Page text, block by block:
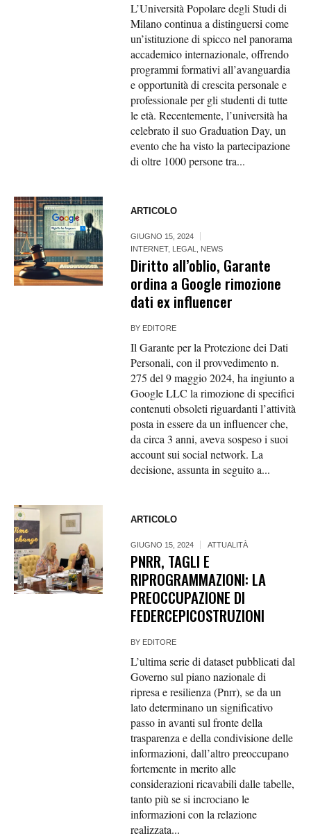
L’Università Popolare degli Studi di
Milano continua a distinguersi come
un’istituzione di spicco nel panorama
accademico internazionale, offrendo
programmi formativi all’avanguardia
e opportunità di crescita personale e
professionale per gli studenti di tutte
le età. Recentemente, l’università ha
celebrato il suo Graduation Day, un
evento che ha visto la partecipazione
di oltre 1000 persone tra...
ARTICOLO
GIUGNO 15, 2024
INTERNET, LEGAL NEWS
Diritto all’oblio, Garante
ordina a Google rimozione
dati ex influencer
BY EDITORE
Il Garante per la Protezione dei Dati
Personali, con il provvedimento n.
275 del 9 maggio 2024, ha ingiunto a
Google LLC la rimozione di specifici
contenuti obsoleti riguardanti l’attività
posta in essere da un influencer che,
da circa 3 anni, aveva sospeso i suoi
account sui social network. La
decisione, assunta in seguito a...
ARTICOLO
GIUGNO 15, 2024 ATTUALITÀ
PNRR, TAGLI E
RIPROGRAMMAZIONI: LA
PREOCCUPAZIONE DI
FEDERCEPICOSTRUZIONI
BY EDITORE
L’ultima serie di dataset pubblicati dal
Governo sul piano nazionale di
ripresa e resilienza (Pnrr), se da un
lato determinano un significativo
passo in avanti sul fronte della
trasparenza e della condivisione delle
informazioni, dall’altro preoccupano
fortemente in merito alle
considerazioni ricavabili dalle tabelle,
tanto più se si incrociano le
informazioni con la relazione
realizzata...